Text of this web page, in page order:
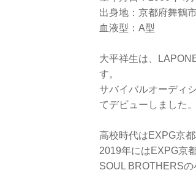
出身地：京都府舞鶴
血液型：A型
大平祥生は、
す。
サバイバルオーディ
てデビューしました。
高校時代はEXPG京
2019年にはEXPG京
SOUL BROTHERSの